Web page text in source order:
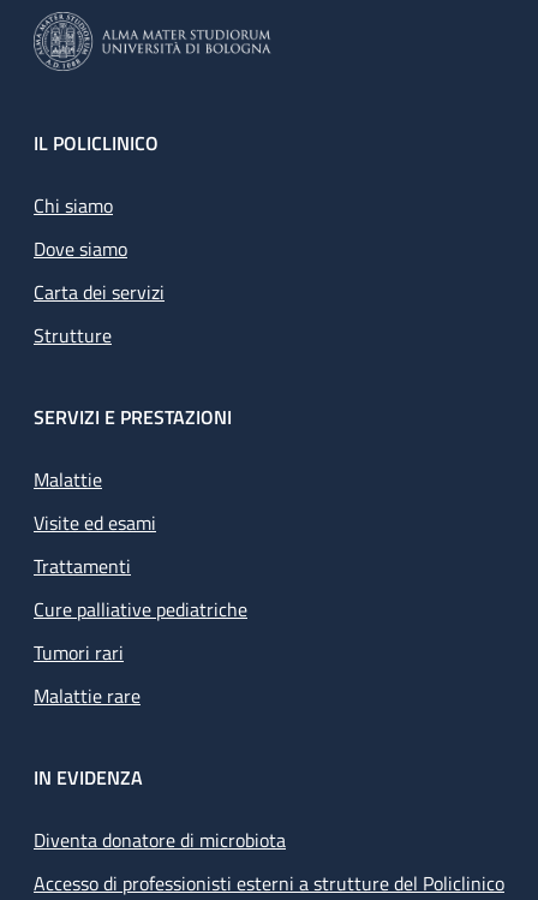
Footer
IL POLICLINICO
Chi siamo
Dove siamo
Carta dei servizi
Strutture
SERVIZI E PRESTAZIONI
Malattie
Visite ed esami
Trattamenti
Cure palliative pediatriche
Tumori rari
Malattie rare
IN EVIDENZA
Diventa donatore di microbiota
Accesso di professionisti esterni a strutture del Policlinico